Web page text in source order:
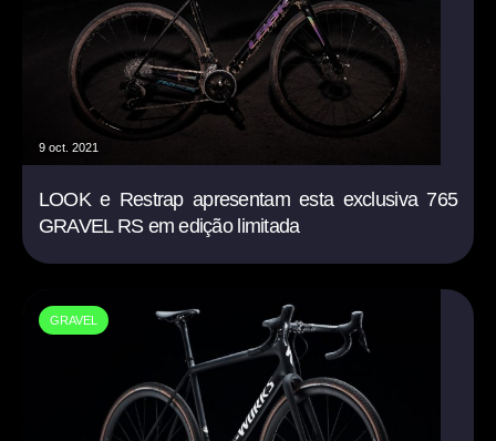
9 oct. 2021
LOOK e Restrap apresentam esta exclusiva 765
GRAVEL RS em edição limitada
GRAVEL